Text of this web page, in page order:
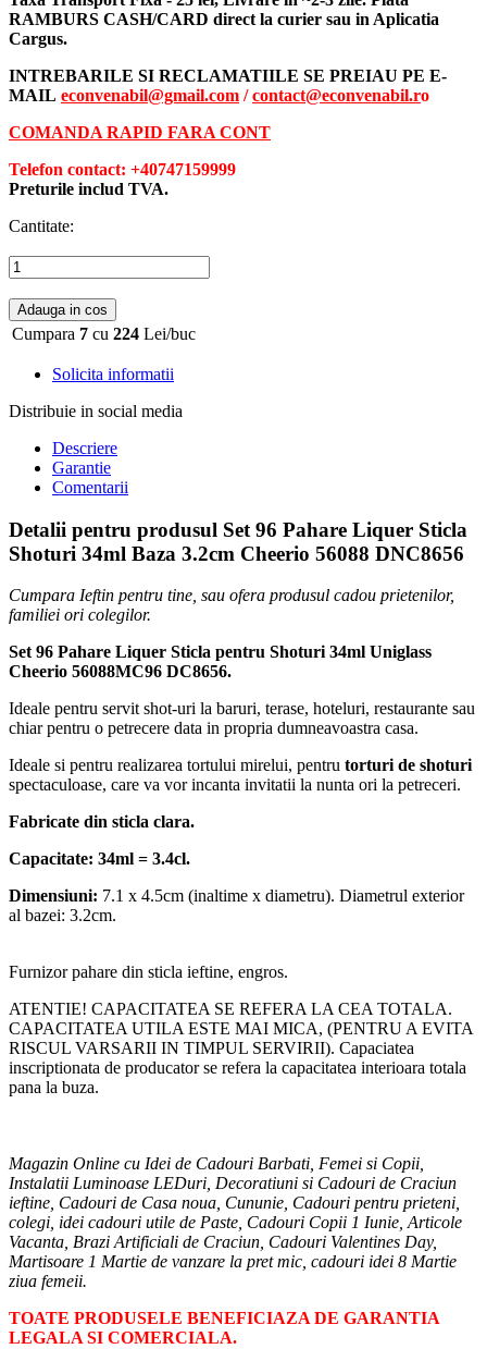
RAMBURS CASH/CARD direct la curier sau in Aplicatia
Cargus.
INTREBARILE SI RECLAMATIILE SE PREIAU PE E-
MAIL econvenabil@gmail.com /contact@econvenabil.ro
COMANDA RAPID FARA CONT
Telefon contact: +40747159999
Preturile includ TVA.
Cantitate:
Adauga in cos
Cumpara 7 cu 224 Lei/buc
Solicita informatii
Distribuie in social media
Descriere
Garantie
Comentarii
Detalii pentru produsul Set 96 Pahare Liquer Sticla
Shoturi 34ml Baza 3.2cm Cheerio 56088 DNC8656
Cumpara Ieftin pentru tine, sau ofera produsul cadou prietenilor,
familiei ori colegilor.
Set 96 Pahare Liquer Sticla pentru Shoturi 34ml Uniglass
Cheerio 56088MC96 DC8656.
Ideale pentru servit shot-uri la baruri, terase, hoteluri, restaurante sau
chiar pentru o petrecere data in propria dumneavoastra casa.
Ideale si pentru realizarea tortului mirelui, pentru torturi de shoturi
spectaculoase, care va vor incanta invitatii la nunta ori la petreceri.
Fabricate din sticla clara.
Capacitate: 34ml = 3.4cl.
Dimensiuni: 7.1 x 4.5cm (inaltime x diametru). Diametrul exterior
al bazei: 3.2cm.
Furnizor pahare din sticla ieftine, engros.
ATENTIE! CAPACITATEA SE REFERA LA CEA TOTALA.
CAPACITATEA UTILA ESTE MAI MICA, (PENTRU A EVITA
RISCUL VARSARII IN TIMPUL SERVIRII). Capaciatea
inscriptionata de producator se refera la capacitatea interioara totala
pana la buza.
Magazin Online cu Idei de Cadouri Barbati, Femei si Copii,
Instalatii Luminoase LEDuri, Decoratiuni si Cadouri de Craciun
ieftine, Cadouri de Casa noua, Cununie, Cadouri pentru prieteni,
colegi, idei cadouri utile de Paste, Cadouri Copii 1 Iunie, Articole
Vacanta, Brazi Artificiali de Craciun, Cadouri Valentines Day,
Martisoare 1 Martie de vanzare la pret mic, cadouri idei 8 Martie
ziua femeii.
TOATE PRODUSELE BENEFICIAZA DE GARANTIA
LEGALA SI COMERCIALA.